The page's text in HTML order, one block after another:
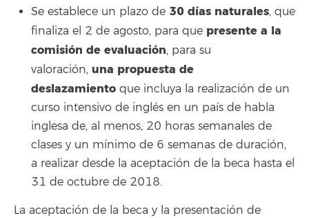
Se establece un plazo de 30 días naturales, que
finaliza el 2 de agosto, para que presente a la
comisión de evaluación, para su
valoración, una propuesta de
deslazamiento que incluya la realización de un
curso intensivo de inglés en un país de habla
inglesa de, al menos, 20 horas semanales de
clases y un mínimo de 6 semanas de duración,
a realizar desde la aceptación de la beca hasta el
31 de octubre de 2018.
La aceptación de la beca y la presentación de